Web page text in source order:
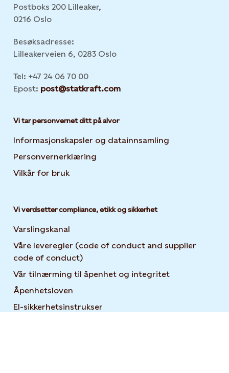
Postboks 200 Lilleaker,
0216 Oslo
Besøksadresse:
Lilleakerveien 6, 0283 Oslo
Tel: +47 24 06 70 00
Epost: post@statkraft.com
Vi tar personvernet ditt på alvor
Informasjonskapsler og datainnsamling
Personvernerklæring
Vilkår for bruk
Vi verdsetter compliance, etikk og sikkerhet
Varslingskanal
Våre leveregler (code of conduct and supplier
code of conduct)
Vår tilnærming til åpenhet og integritet
Åpenhetsloven
El-sikkerhetsinstrukser